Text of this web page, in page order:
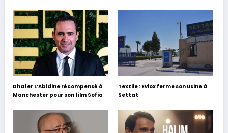
Dhafer L’Abidine récompensé à
Manchester pour son film Sofia
Textile : Evlox ferme son usine à
Settat